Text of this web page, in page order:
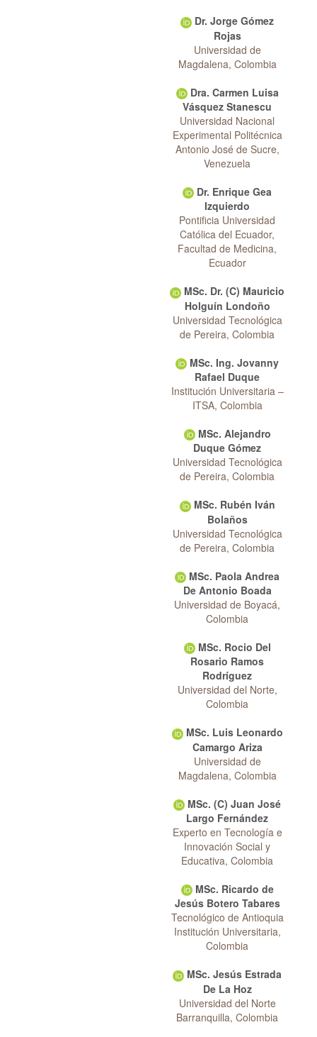
Dr. Jorge Gómez
Rojas
Universidad de
Magdalena, Colombia
Dra. Carmen Luisa
Vásquez Stanescu
Universidad Nacional
Experimental Politécnica
Antonio José de Sucre,
Venezuela
Dr. Enrique Gea
Izquierdo
Pontificia Universidad
Católica del Ecuador,
Facultad de Medicina,
Ecuador
MSc. Dr. (C) Mauricio
Holguín Londoño
Universidad Tecnológica
de Pereira, Colombia
MSc. Ing. Jovanny
Rafael Duque
Institución Universitaria –
ITSA, Colombia
MSc. Alejandro
Duque Gómez
Universidad Tecnológica
de Pereira, Colombia
MSc. Rubén Iván
Bolaños
Universidad Tecnológica
de Pereira, Colombia
MSc. Paola Andrea
De Antonio Boada
Universidad de Boyacá,
Colombia
MSc. Rocio Del
Rosario Ramos
Rodríguez
Universidad del Norte,
Colombia
MSc. Luis Leonardo
Camargo Ariza
Universidad de
Magdalena, Colombia
MSc. (C) Juan José
Largo Fernández
Experto en Tecnología e
Innovación Social y
Educativa, Colombia
MSc. Ricardo de
Jesús Botero Tabares
Tecnológico de Antioquia
Institución Universitaria,
Colombia
MSc. Jesús Estrada
De La Hoz
Universidad del Norte
Barranquilla, Colombia